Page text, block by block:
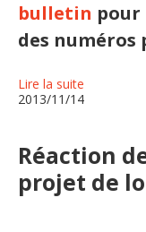
bulletin pour
des numéros
Lire la suite
2013/11/14
Réaction
projet de